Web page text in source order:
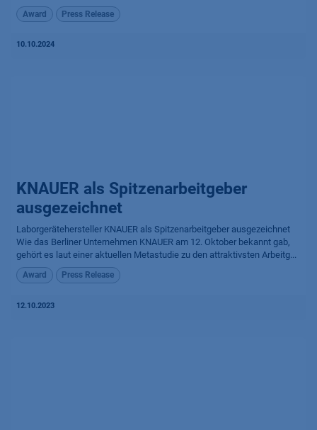
Award Press Release
10.10.2024
KNAUER als Spitzenarbeitgeber
ausgezeichnet
Laborgerätehersteller KNAUER als Spitzenarbeitgeber ausgezeichnet
Wie das Berliner Unternehmen KNAUER am 12. Oktober bekannt gab,
gehört es laut einer aktuellen Metastudie zu den attraktivsten Arbeitg...
Award Press Release
12.10.2023